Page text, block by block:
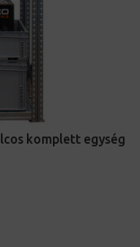
komplett egység